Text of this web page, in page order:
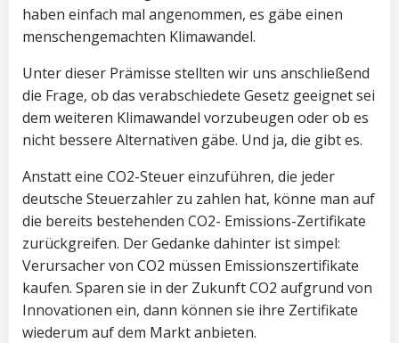
haben einfach mal angenommen, es gäbe einen
menschengemachten Klimawandel.
Unter dieser Prämisse stellten wir uns anschließend
die Frage, ob das verabschiedete Gesetz geeignet sei
dem weiteren Klimawandel vorzubeugen oder ob es
nicht bessere Alternativen gäbe. Und ja, die gibt es.
Anstatt eine CO2-Steuer einzuführen, die jeder
deutsche Steuerzahler zu zahlen hat, könne man auf
die bereits bestehenden CO2- Emissions-Zertifikate
zurückgreifen. Der Gedanke dahinter ist simpel:
Verursacher von CO2 müssen Emissionszertifikate
kaufen. Sparen sie in der Zukunft CO2 aufgrund von
Innovationen ein, dann können sie ihre Zertifikate
wiederum auf dem Markt anbieten.